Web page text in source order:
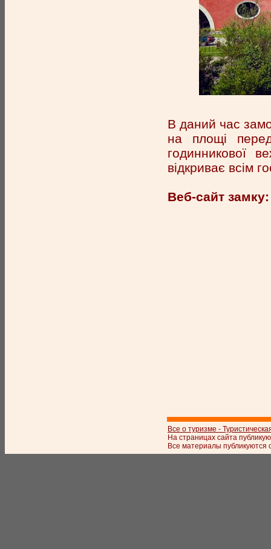
В даний час
на площі
годинникової
відкриває всім
Веб-сайт замку:
Все о туризме -
На страницах сайта
Все материалы публикуются